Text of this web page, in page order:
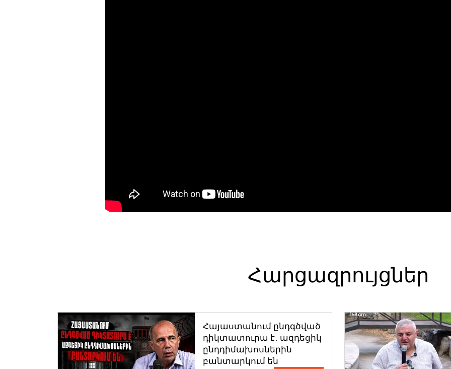
Հարցազրույցներ
Հայաստանում ընդգծված
դիկտատուրա է․ ազդեցիկ
ընդդիմախոսներին
բանտարկում են